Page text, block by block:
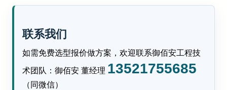
联系我们
如需免费选型报价做方案，欢迎联系御佰安工程技
术团队：御佰安 董经理 13521755685
（同微信）